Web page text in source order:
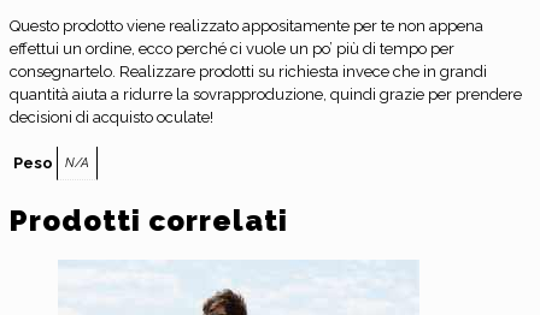
Questo prodotto viene realizzato appositamente per te non appena
effettui un ordine, ecco perché ci vuole un po’ più di tempo per
consegnartelo. Realizzare prodotti su richiesta invece che in grandi
quantità aiuta a ridurre la sovrapproduzione, quindi grazie per prendere
decisioni di acquisto oculate!
Peso N/A
Prodotti correlati